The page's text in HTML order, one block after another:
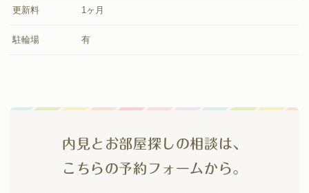
更新料 1ヶ月
駐輪場 有
内見とお部屋探しの相談は、
こちらの予約フォームから。